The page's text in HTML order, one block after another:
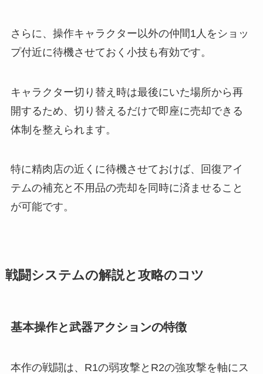
さらに、操作キャラクター以外の仲間1人をショッ
プ付近に待機させておく小技も有効です。
キャラクター切り替え時は最後にいた場所から再
開するため、切り替えるだけで即座に売却できる
体制を整えられます。
特に精肉店の近くに待機させておけば、回復アイ
テムの補充と不用品の売却を同時に済ませること
が可能です。
戦闘システムの解説と攻略のコツ
基本操作と武器アクションの特徴
本作の戦闘は、R1の弱攻撃とR2の強攻撃を軸にス